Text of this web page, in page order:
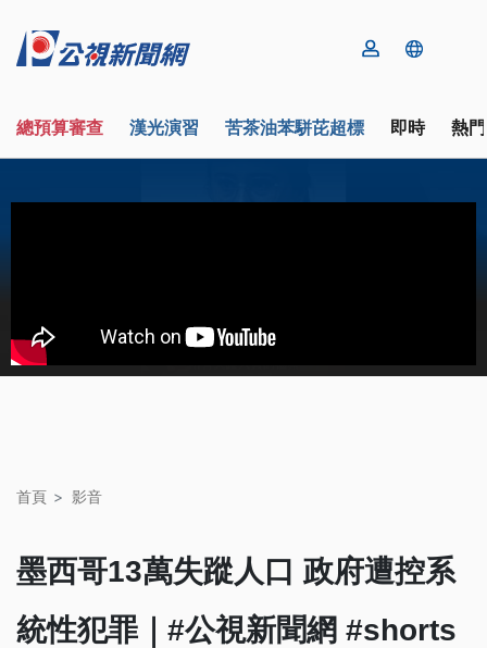
總預算審查 漢光演習 苦茶油苯駢芘超標 即時 熱
首頁 影音
墨西哥13萬失蹤人口 政府遭控系
統性犯罪｜#公視新聞網 #shorts